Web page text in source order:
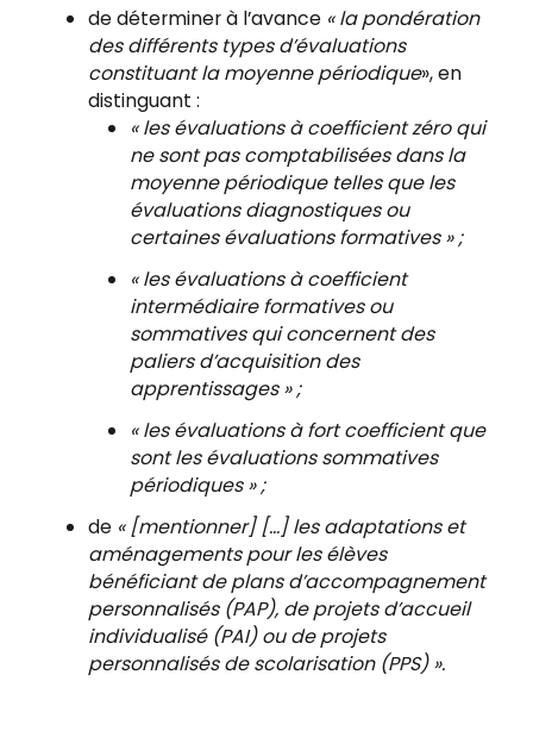
de déterminer à l’avance « la pondération
des différents types d’évaluations
constituant la moyenne périodique», en
distinguant :
« les évaluations à coefficient zéro qui
ne sont pas comptabilisées dans la
moyenne périodique telles que les
évaluations diagnostiques ou
certaines évaluations formatives » ;
« les évaluations à coefficient
intermédiaire formatives ou
sommatives qui concernent des
paliers d’acquisition des
apprentissages » ;
« les évaluations à fort coefficient que
sont les évaluations sommatives
périodiques » ;
de « [mentionner] […] les adaptations et
aménagements pour les élèves
bénéficiant de plans d’accompagnement
personnalisés (PAP), de projets d’accueil
individualisé (PAI) ou de projets
personnalisés de scolarisation (PPS) ».